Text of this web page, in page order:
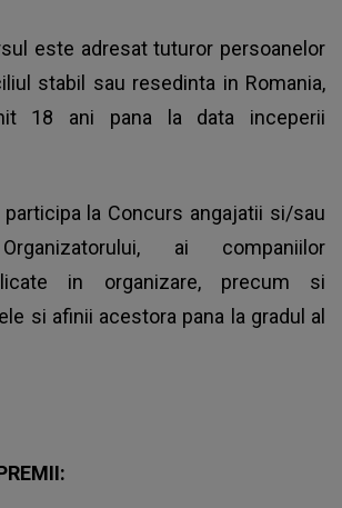
este adresat tuturor persoanelor
stabil sau resedinta in Romania,
18 ani pana la data inceperii
la Concurs angajatii si/sau
ai companiilor
in organizare, precum si
si afinii acestora pana la gradul al